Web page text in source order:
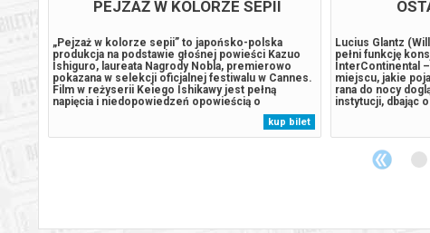
bilet
PEJZAŻ W KOLORZE SEPII
„Pejzaż w kolorze sepii” to japońsko-polska
produkcja na podstawie głośnej powieści Kazuo
Ishiguro, laureata Nagrody Nobla, premierowo
pokazana w selekcji oficjalnej festiwalu w Cannes.
Film w reżyserii Keiego Ishikawy jest pełną
napięcia i niedopowiedzeń opowieścią o
rodzinnych sekretach, pułapkach pamięci i kruchej
dwudziestopięcioletnia pisarka wychowana w
kup bilet
Lucius Glantz
pełni funkcję
InterContinental
miejscu, jakie
rana do nocy
instytucji, dbając
Pewnego dnia
zostanie
planuje jego